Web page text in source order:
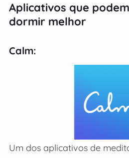
Aplicativos que
dormir melhor
Calm:
Um dos aplicativos de